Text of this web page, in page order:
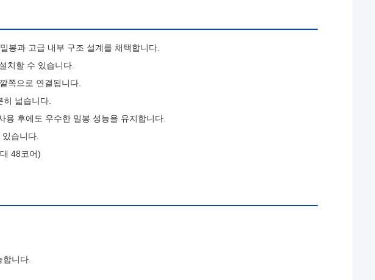
봉과 고급 내부 구조 설계를 채택합니다.
치할 수 있습니다.
쪽으로 연결됩니다.
넓습니다.
용 후에도 우수한 밀봉 성능을 유지합니다.
습니다.
48코어)
니다.